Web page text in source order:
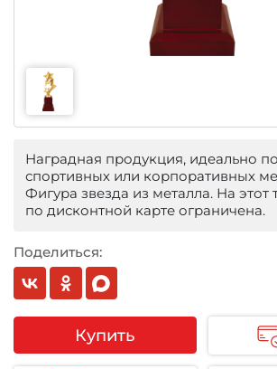
Наградная продукция, идеально
спортивных или корпоративных
Фигура звезда из металла. На этот
по дисконтной карте ограничена.
Поделиться:
Купить